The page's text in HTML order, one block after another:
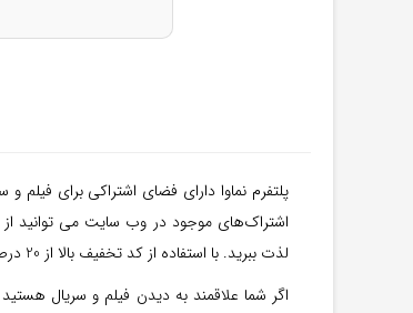
پلتفرم نماوا دارای فضای اشتراکی برای
اشتراک‌های موجود در وب سایت می توانید از
لذت ببرید. با استفاده از کد تخفیف بالا از 20 درصد تخفیف اشتراک از سایت نماوا بهره مند شوید.